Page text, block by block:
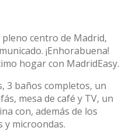
centro de Madrid,
¡Enhorabuena!
hogar con MadridEasy.
3 baños completos, un
mesa de café y TV, un
con, además de los
y microondas.